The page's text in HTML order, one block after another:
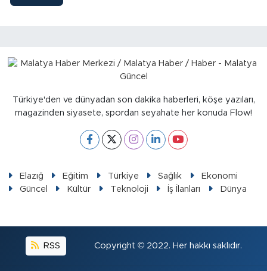
Türkiye'den ve dünyadan son dakika haberleri, köşe yazıları,
magazinden siyasete, spordan seyahate her konuda Flow!
Elazığ Eğitim Türkiye Sağlık
Ekonomi
Güncel
Kültür Teknoloji İş İlanları Dünya
RSS Copyright © 2022. Her hakkı saklıdır.